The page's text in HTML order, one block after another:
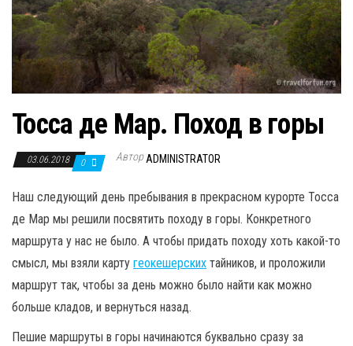
Тосса де Мар. Поход в горы
03.06.2018 0 АвторADMINISTRATOR
Наш следующий день пребывания в прекрасном курорте Тосса
де Мар мы решили посвятить походу в горы. Конкретного
маршрута у нас не было. А чтобы придать походу хоть какой-то
смысл, мы взяли карту геокешерских тайников, и проложили
маршрут так, чтобы за день можно было найти как можно
больше кладов, и вернуться назад.
Пешие маршруты в горы начинаются буквально сразу за